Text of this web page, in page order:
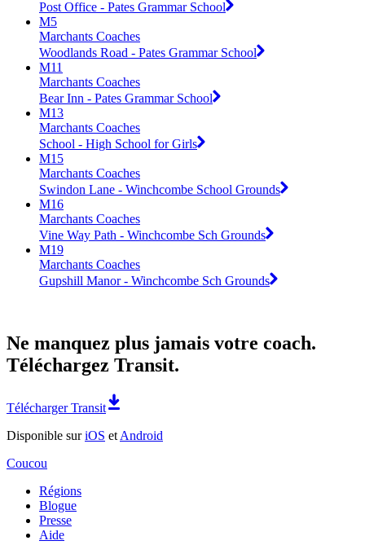
Post Office - Pates Grammar School
M5
Marchants Coaches
Woodlands Road - Pates Grammar School
M11
Marchants Coaches
Bear Inn - Pates Grammar School
M13
Marchants Coaches
School - High School for Girls
M15
Marchants Coaches
Swindon Lane - Winchcombe School Grounds
M16
Marchants Coaches
Vine Way Path - Winchcombe Sch Grounds
M19
Marchants Coaches
Gupshill Manor - Winchcombe Sch Grounds
Ne manquez plus jamais votre coach.
Téléchargez Transit.
Télécharger Transit
Disponible suriOS et Android
Coucou
Régions
Blogue
Presse
Aide